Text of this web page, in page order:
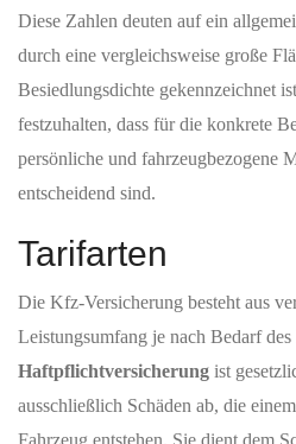
Diese Zahlen deuten auf ein
durch eine vergleichsweise große
Besiedlungsdichte gekennzeichnet
festzuhalten, dass für die konkrete
persönliche und fahrzeugbezogene
entscheidend sind.
Tarifarten
Die Kfz-Versicherung besteht aus
Leistungsumfang je nach Bedarf
Haftpflichtversicherung ist
ausschließlich Schäden ab, die
Fahrzeug entstehen. Sie dient dem